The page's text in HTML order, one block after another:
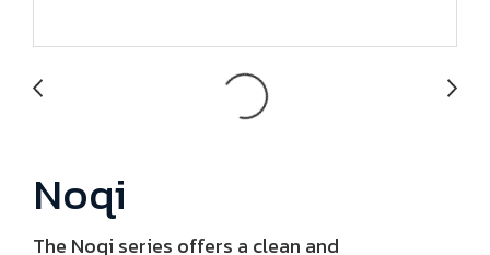
Noqi
The Noqi series offers a clean and